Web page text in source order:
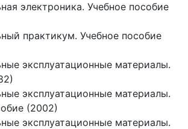
электроника. Учебное пособие
практикум. Учебное пособие
эксплуатационные материалы.
эксплуатационные материалы.
(2002)
эксплуатационные материалы.